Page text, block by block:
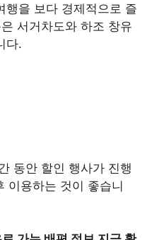
행을 보다 경제적으로 즐
서거차도와 하조 창유
다.
동안 할인 행사가 진행
이용하는 것이 좋습니